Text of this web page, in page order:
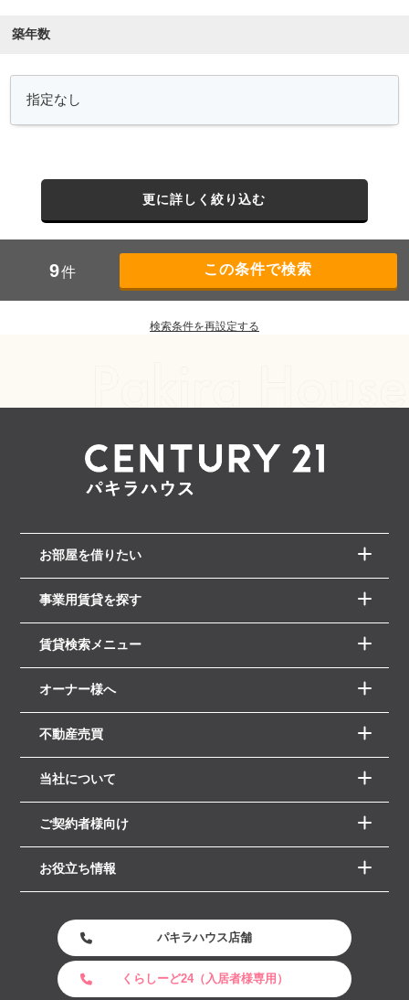
築年数
更に詳しく絞り込む
9件
検索条件を再設定する
お部屋を借りたい
事業用賃貸を探す
賃貸検索メニュー
オーナー様へ
不動産売買
当社について
ご契約者様向け
お役立ち情報
パキラハウス店舗
くらしーど24（入居者様専用）